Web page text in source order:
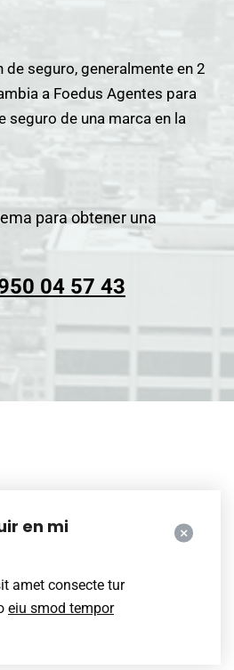
de seguro, generalmente en 2
a Foedus Agentes para
seguro de una marca en la
para obtener una
04 57 43
en mi
amet consecte tur
eiu smod tempor